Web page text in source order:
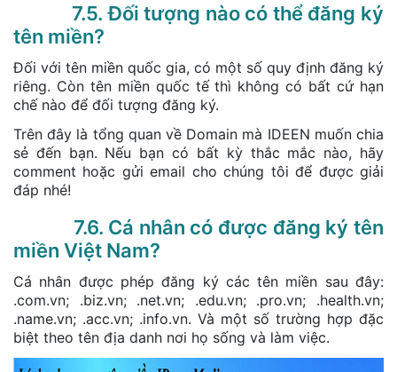
7.5. Đối tượng nào có thể đăng ký
tên miền?
Đối với tên miền quốc gia, có một số quy định đăng ký
riêng. Còn tên miền quốc tế thì không có bất cứ hạn
chế nào để đối tượng đăng ký.
Trên đây là tổng quan về Domain mà IDEEN muốn chia
sẻ đến bạn. Nếu bạn có bất kỳ thắc mắc nào, hãy
comment hoặc gửi email cho chúng tôi để được giải
đáp nhé!
7.6. Cá nhân có được đăng ký tên
miền Việt Nam?
Cá nhân được phép đăng ký các tên miền sau đây:
.com.vn; .biz.vn; .net.vn; .edu.vn; .pro.vn; .health.vn;
.name.vn; .acc.vn; .info.vn. Và một số trường hợp đặc
biệt theo tên địa danh nơi họ sống và làm việc.